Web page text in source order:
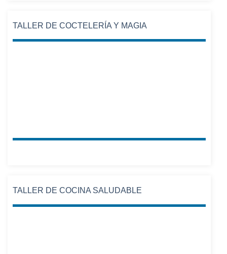
TALLER DE COCTELERÍA Y MAGIA
TALLER DE COCINA SALUDABLE